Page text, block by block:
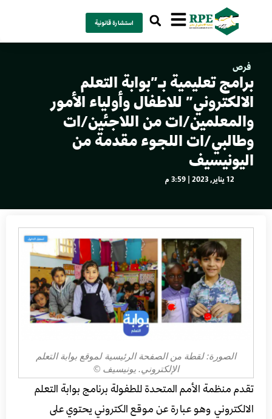
استشارة قانونية
فرص
برامج تعليمية بـ”بوابة التعلم
الالكتروني” للاطفال وأولياء الأمور
والمعلمين/ات من اللاجئين/ات
وطالبي/ات اللجوء مقدمة من
اليونيسيف
12 يناير, 2023 | 3:59 م
الصورة: لقطة من الصفحة الرئيسية لموقع بوابة التعلم
الإلكتروني. يونيسيف ©
تقدم منظمة الأمم المتحدة للطفولة برنامج بوابة التعلم
الالكتروني وهو عبارة عن موقع الكتروني يحتوي على